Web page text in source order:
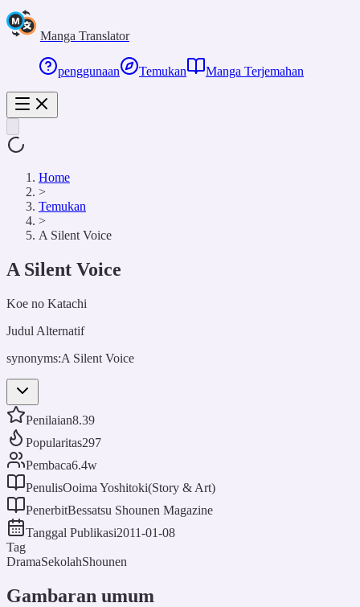
Manga Translator
penggunaan Temukan Manga Terjemahan
Home
>
Temukan
>
A Silent Voice
A Silent Voice
Koe no Katachi
Judul Alternatif
synonyms:A Silent Voice
Penilaian8.39
Popularitas297
Pembaca6.4w
PenulisOoima Yoshitoki(Story & Art)
PenerbitBessatsu Shounen Magazine
Tanggal Publikasi2011-01-08
Tag
DramaSekolahShounen
Gambaran umum